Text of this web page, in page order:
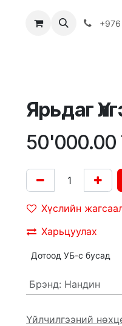
Хямдрал ♻️ Эко шогол
Ярьдаг
50'000.00
Хүслийн
Харьцуулах
Дотоод УБ-с бусад
Брэнд: Нандин
Үйлчилгээний